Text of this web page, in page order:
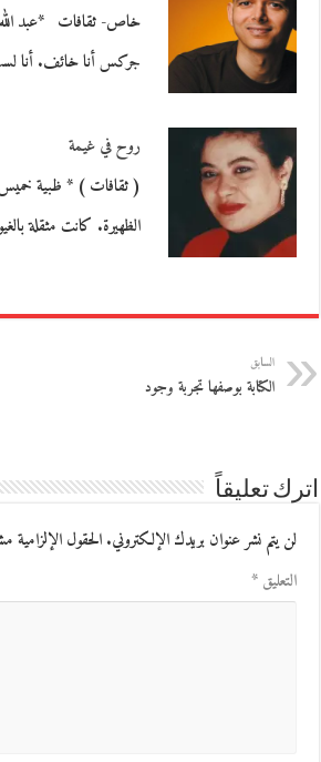
خاص- ثقافات *عبد الله
جركس أنا خائف. أنا
روح في غيمة
( ثقافات ) * ظبية
الظهيرة. كانت مثقلة
السابق
الكتابة بوصفها تجربة وجود
اترك تعليقاً
لن يتم نشر عنوان بريدك الإلكتروني.الحقول الإلزامية
التعليق*